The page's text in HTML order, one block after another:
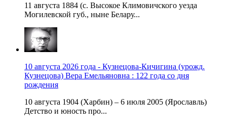
11 августа 1884 (с. Высокое Климовичского уезда
Могилевской губ., ныне Белару...
10 августа 2026 года - Кузнецова-Кичигина (урожд.
Кузнецова) Вера Емельяновна : 122 года со дня
рождения
10 августа 1904 (Харбин) – 6 июля 2005 (Ярославль)
Детство и юность про...